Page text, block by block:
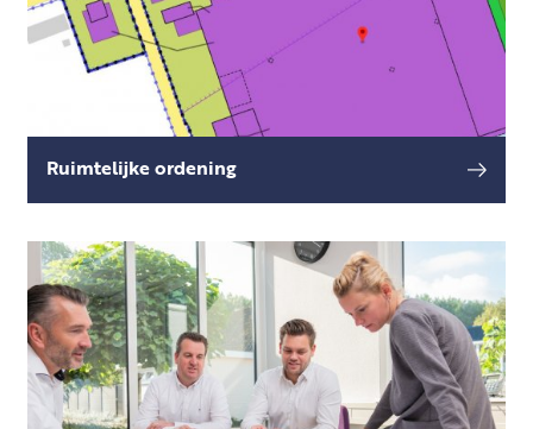
Ruimtelijke ordening
bouwen, of wil je een activiteit uitoefenen die
in strijd is met het geldende Omgevingsplan.